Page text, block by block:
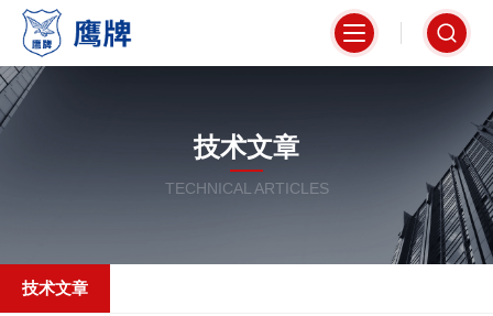
技术文章
TECHNICAL ARTICLES
技术文章